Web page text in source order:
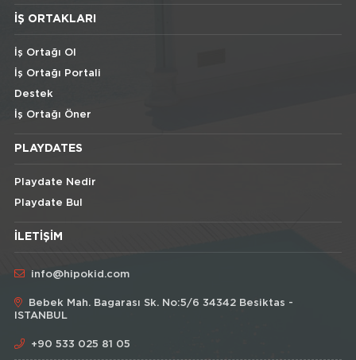
İŞ ORTAKLARI
İş Ortağı Ol
İş Ortağı Portali
Destek
İş Ortağı Öner
PLAYDATES
Playdate Nedir
Playdate Bul
İLETIŞIM
info@hipokid.com
Bebek Mah. Bagarası Sk. No:5/6 34342 Besiktas -
ISTANBUL
+90 533 025 81 05